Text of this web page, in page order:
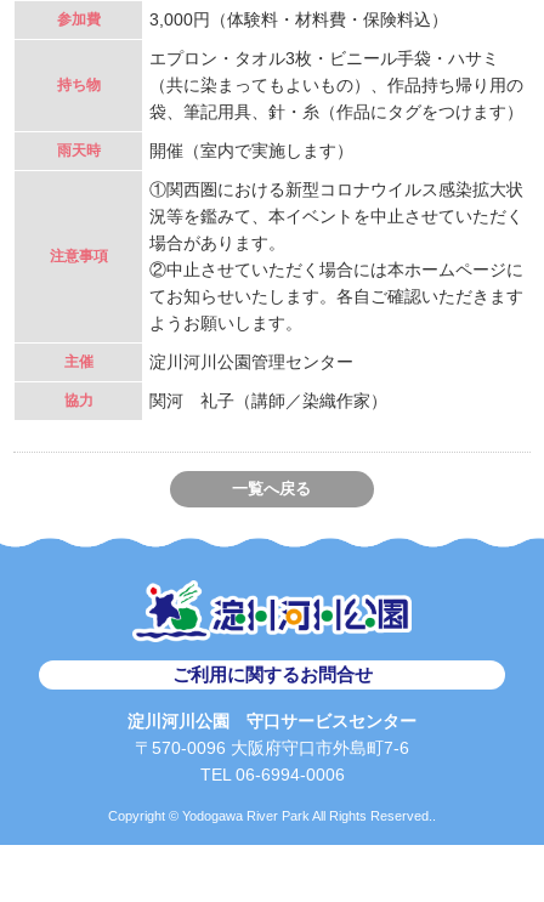
参加費 3,000円（体験料・材料費・保険料込）
持ち物
エプロン・タオル3枚・ビニール手袋・ハサミ
（共に染まってもよいもの）、作品持ち帰り用の
袋、筆記用具、針・糸（作品にタグをつけます）
雨天時 開催（室内で実施します）
注意事項
①関西圏における新型コロナウイルス感染拡大状
況等を鑑みて、本イベントを中止させていただく
場合があります。
②中止させていただく場合には本ホームページに
てお知らせいたします。各自ご確認いただきます
ようお願いします。
主催 淀川河川公園管理センター
協力 関河 礼子（講師／染織作家）
一覧へ戻る
ご利用に関するお問合せ
淀川河川公園 守口サービスセンター
〒570-0096 大阪府守口市外島町7-6
TEL 06-6994-0006
Copyright © Yodogawa River Park All Rights Reserved..